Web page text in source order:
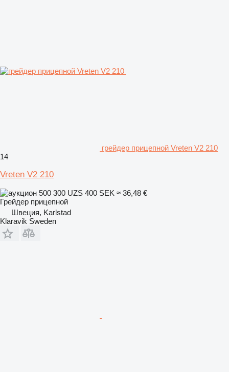
грейдер прицепной Vreten V2 210
14
Vreten V2 210
500 300 UZS 400 SEK ≈ 36,48 €
Грейдер прицепной
Швеция, Karlstad
Klaravik Sweden